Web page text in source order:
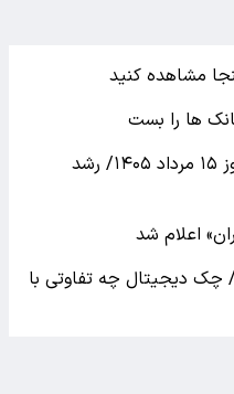
مشاهده کنید
ها را بست
نرخ ارز دلار، طلا سکه و یورو امروز ۱۵ مرداد ۱۴۰۵/ رشد
اعلام شد
چک دیجیتال چه تفاوتی با